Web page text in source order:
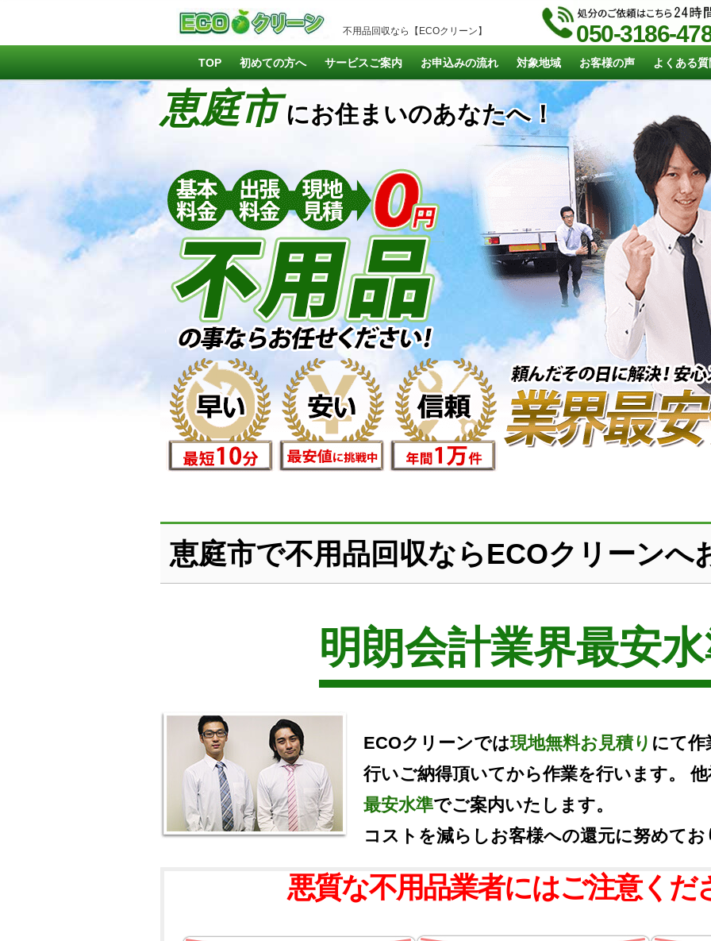
不用品回収なら【ECOクリーン】 050-3186-
TOP 初めての方へ サービスご案内 お申込みの流れ 対象地域 お客様の声 よくある質
恵庭市 にお住まいのあなたへ！
恵庭市で不用品回収ならECOクリーンへ
明朗会計業界最安
ECOクリーンでは現地無料お見積り にて作
行いご納得頂いてから作業を行います。
最安水準でご案内いたします。
コストを減らしお客様への還元に努めてお
悪質な不用品業者にはご注意くだ